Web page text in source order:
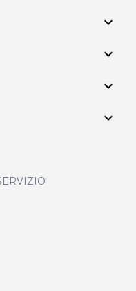
expand_more
expand_more
expand_more
expand_more